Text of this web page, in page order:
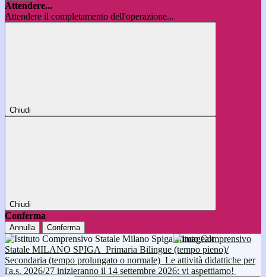
Attendere...
Attendere il completamento dell'operazione...
Chiudi
Chiudi
Conferma
Annulla Conferma
Istituto Comprensivo
Statale MILANO SPIGA Primaria Bilingue (tempo pieno)/
Secondaria (tempo prolungato o normale) Le attività didattiche per
l'a.s. 2026/27 inizieranno il 14 settembre 2026: vi aspettiamo!